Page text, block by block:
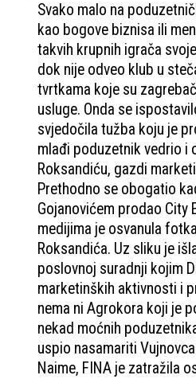
Svako malo na
kao bogove biznisa ili
takvih krupnih igrača
dok nije odveo klub u
tvrtkama koje su
usluge. Onda se
svjedočila tužba koju je
mlađi poduzetnik vedrio i
Roksandiću, gazdi
Prethodno se obogatio
Gojanovićem prodao
medijima je osvanula
Roksandića. Uz sliku je
poslovnoj suradnji kojim
marketinških aktivnosti i
nema ni Agrokora koji je
nekad moćnih
uspio nasamariti
Naime, FINA je zatražila